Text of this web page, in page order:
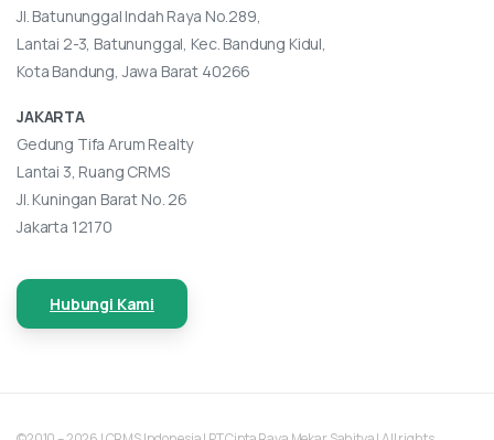
Jl. Batununggal Indah Raya No.289,
Lantai 2-3, Batununggal, Kec. Bandung Kidul,
Kota Bandung, Jawa Barat 40266
JAKARTA
Gedung Tifa Arum Realty
Lantai 3, Ruang CRMS
Jl. Kuningan Barat No. 26
Jakarta 12170
Hubungi Kami